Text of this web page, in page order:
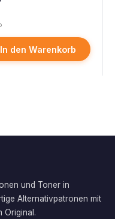
In den Warenkorb
und Toner in
Alternativpatronen mit
Original.